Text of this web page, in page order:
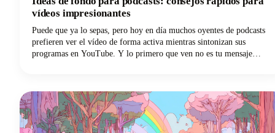
vídeos impresionantes
Puede que ya lo sepas, pero hoy en día muchos oyentes de podcasts
prefieren ver el vídeo de forma activa mientras sintonizan sus
programas en YouTube. Y lo primero que ven no es tu mensaje